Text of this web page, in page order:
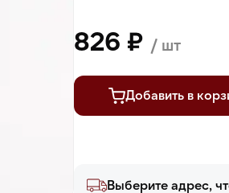
826 ₽ / шт
Добавить в
Выберите адрес,